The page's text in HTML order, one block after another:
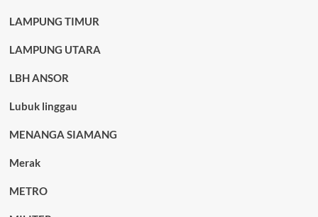
LAMPUNG TIMUR
LAMPUNG UTARA
LBH ANSOR
Lubuk linggau
MENANGA SIAMANG
Merak
METRO